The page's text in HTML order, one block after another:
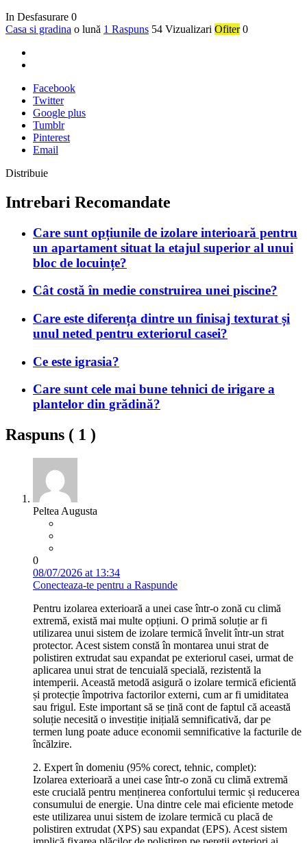
In Desfasurare 0
Casa si gradina o lună 1 Raspuns 54 Vizualizari Ofiter 0
Facebook
Twitter
Google plus
Tumblr
Pinterest
Email
Distribuie
Intrebari Recomandate
Care sunt opțiunile de izolare interioară pentru
un apartament situat la etajul superior al unui
bloc de locuințe?
Cât costă în medie construirea unei piscine?
Care este diferența dintre un finisaj texturat și
unul neted pentru exteriorul casei?
Ce este igrasia?
Care sunt cele mai bune tehnici de irigare a
plantelor din grădină?
Raspuns ( 1 )
Peltea Augusta
0
08/07/2026 at 13:34
Conecteaza-te pentru a Raspunde
Pentru izolarea exterioară a unei case într-o zonă cu climă
extremă, există mai multe opțiuni. O primă soluție ar fi
utilizarea unui sistem de izolare termică învelit într-un strat
protector. Acest sistem constă în montarea unui strat de
polistiren extrudat sau expandat pe exteriorul casei, urmat de
aplicarea unui strat de tencuială specială, rezistentă la
intemperii. Această metodă asigură o izolare termică eficientă
și protecție împotriva factorilor externi, cum ar fi umiditatea
sau frigul. Este important să se țină cont de faptul că această
soluție necesită o investiție inițială semnificativă, dar pe
termen lung poate aduce economii semnificative la facturile de
încălzire.
2. Expert în domeniu (95% corect, tehnic, complet):
Izolarea exterioară a unei case într-o zonă cu climă extremă
este crucială pentru menținerea confortului termic și reducerea
consumului de energie. Una dintre cele mai eficiente metode
este utilizarea unui sistem de izolare termică cu placă de
polistiren extrudat (XPS) sau expandat (EPS). Acest sistem